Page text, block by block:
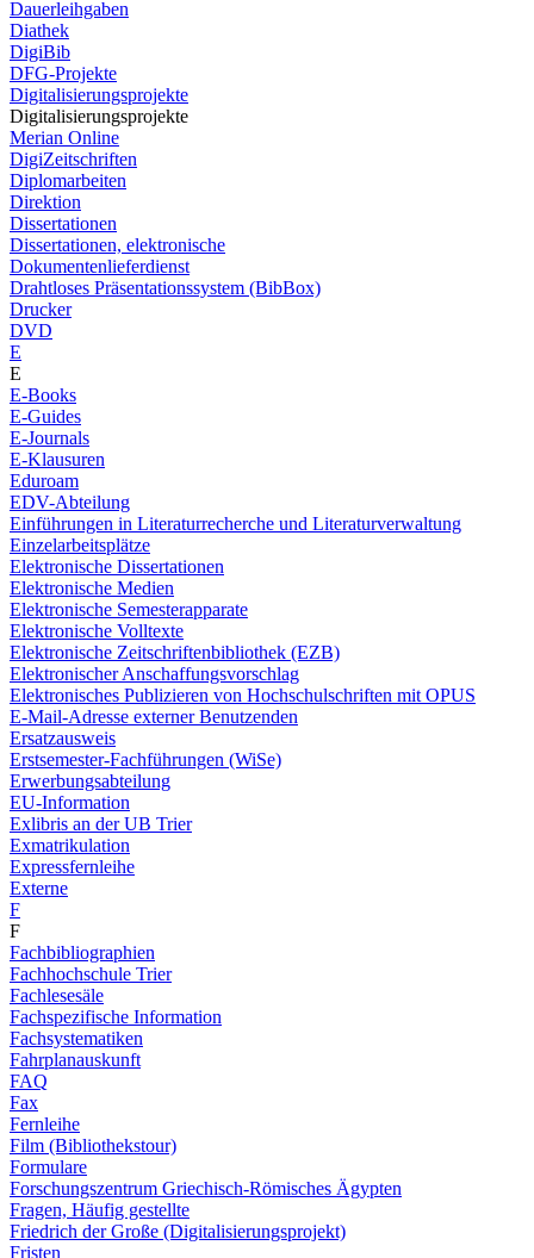
Dauerleihgaben
Diathek
DigiBib
DFG-Projekte
Digitalisierungsprojekte
Digitalisierungsprojekte
Merian Online
DigiZeitschriften
Diplomarbeiten
Direktion
Dissertationen
Dissertationen, elektronische
Dokumentenlieferdienst
Drahtloses Präsentationssystem (BibBox)
Drucker
DVD
E
E
E-Books
E-Guides
E-Journals
E-Klausuren
Eduroam
EDV-Abteilung
Einführungen in Literaturrecherche und Literaturverwaltung
Einzelarbeitsplätze
Elektronische Dissertationen
Elektronische Medien
Elektronische Semesterapparate
Elektronische Volltexte
Elektronische Zeitschriftenbibliothek (EZB)
Elektronischer Anschaffungsvorschlag
Elektronisches Publizieren von Hochschulschriften mit OPUS
E-Mail-Adresse externer Benutzenden
Ersatzausweis
Erstsemester-Fachführungen (WiSe)
Erwerbungsabteilung
EU-Information
Exlibris an der UB Trier
Exmatrikulation
Expressfernleihe
Externe
F
F
Fachbibliographien
Fachhochschule Trier
Fachlesesäle
Fachspezifische Information
Fachsystematiken
Fahrplanauskunft
FAQ
Fax
Fernleihe
Film (Bibliothekstour)
Formulare
Forschungszentrum Griechisch-Römisches Ägypten
Fragen, Häufig gestellte
Friedrich der Große (Digitalisierungsprojekt)
Fristen